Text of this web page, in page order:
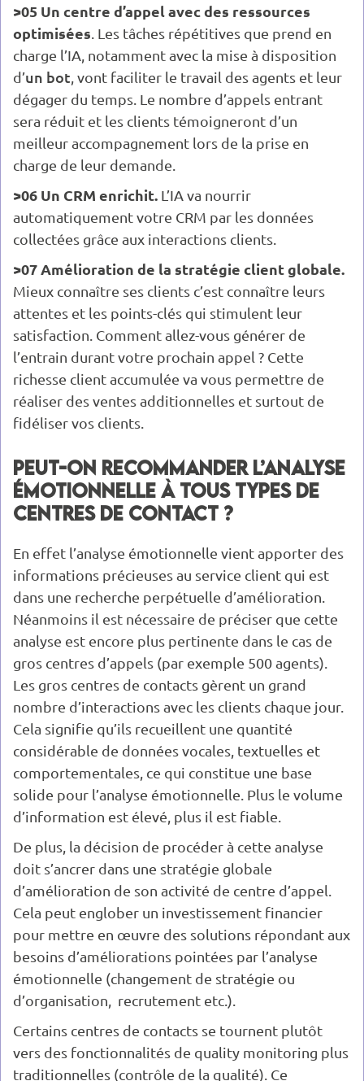
>05 Un centre d’appel avec des ressources
optimisées . Les tâches répétitives que prend en
charge l’IA, notamment avec la mise à disposition
d’un bot , vont faciliter le travail des agents et leur
dégager du temps. Le nombre d’appels entrant
sera réduit et les clients témoigneront d’un
meilleur accompagnement lors de la prise en
charge de leur demande.
>06 Un CRM enrichit. L’IA va nourrir
automatiquement votre CRM par les données
collectées grâce aux interactions clients.
>07 Amélioration de la stratégie client globale.
Mieux connaître ses clients c’est connaître leurs
attentes et les points-clés qui stimulent leur
satisfaction. Comment allez-vous générer de
l’entrain durant votre prochain appel ? Cette
richesse client accumulée va vous permettre de
réaliser des ventes additionnelles et surtout de
fidéliser vos clients.
Peut-on recommander l’analyse
émotionnelle à tous types de
centres de contact ?
En effet l’analyse émotionnelle vient apporter des
informations précieuses au service client qui est
dans une recherche perpétuelle d’amélioration.
Néanmoins il est nécessaire de préciser que cette
analyse est encore plus pertinente dans le cas de
gros centres d’appels (par exemple 500 agents).
Les gros centres de contacts gèrent un grand
nombre d’interactions avec les clients chaque jour.
Cela signifie qu’ils recueillent une quantité
considérable de données vocales, textuelles et
comportementales, ce qui constitue une base
solide pour l’analyse émotionnelle. Plus le volume
d’information est élevé, plus il est fiable.
De plus, la décision de procéder à cette analyse
doit s’ancrer dans une stratégie globale
d’amélioration de son activité de centre d’appel.
Cela peut englober un investissement financier
pour mettre en œuvre des solutions répondant aux
besoins d’améliorations pointées par l’analyse
émotionnelle (changement de stratégie ou
d’organisation, recrutement etc.).
Certains centres de contacts se tournent plutôt
vers des fonctionnalités de quality monitoring plus
traditionnelles (contrôle de la qualité). Ce